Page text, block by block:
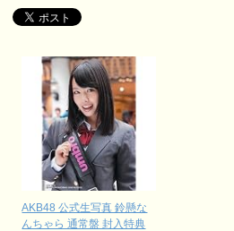
AKB48 公式生写真 鈴懸な
んちゃら 通常盤 封入特典